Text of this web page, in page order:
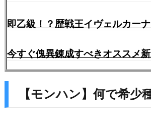
即乙級！？歴戦王イヴェルカー
今すぐ傀異錬成すべきオススメ
【モンハン】何で希少